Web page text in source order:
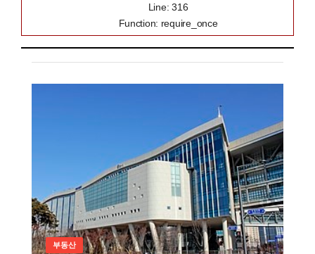
Line: 316
Function: require_once
부동산